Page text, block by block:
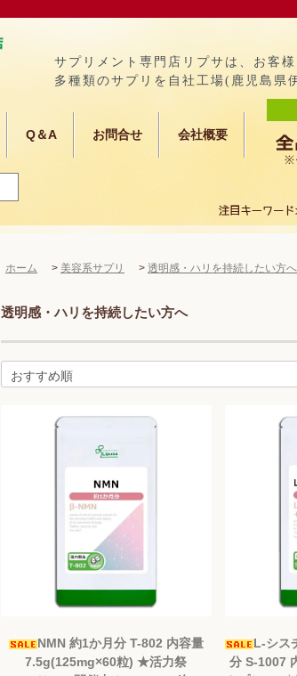
サプリメント専門店リプサは、お客
多種類のサプリを自社工場(鹿児島県
Q＆A お問合せ 会社概要
ホーム > 美容系サプリ > 透明感・ハリを持続したい方へ
透明感・ハリを持続したい方へ
NMN 約1か月分 T-802 内容量
7.5g(125mg×60粒) ★活力祭
L-シス
分 S-1007